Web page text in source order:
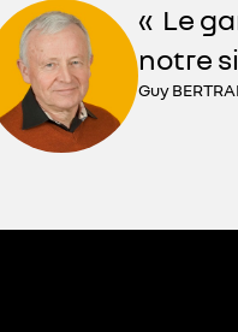
Le
notre
Guy